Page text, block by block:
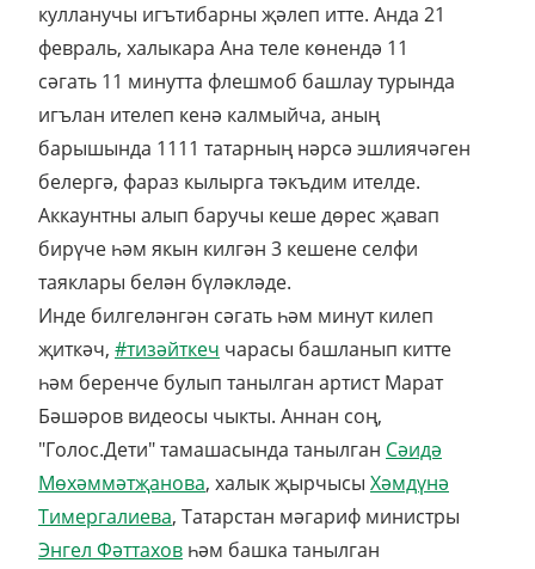
кулланучы игътибарны җәлеп итте. Анда 21
февраль, халыкара Ана теле көнендә 11
сәгать 11 минутта флешмоб башлау турында
игълан ителеп кенә калмыйча, аның
барышында 1111 татарның нәрсә эшлиячәген
белергә, фараз кылырга тәкъдим ителде.
Аккаунтны алып баручы кеше дөрес җавап
бирүче һәм якын килгән 3 кешене селфи
таяклары белән бүләкләде.
Инде билгеләнгән сәгать һәм минут килеп
җиткәч, #тизәйткеч чарасы башланып китте
һәм беренче булып танылган артист Марат
Бәшәров видеосы чыкты. Аннан соң,
"Голос.Дети" тамашасында танылган Сәидә
Мөхәммәтҗанова, халык җырчысы Хәмдүнә
Тимергалиева, Татарстан мәгариф министры
Энгел Фәттахов һәм башка танылган